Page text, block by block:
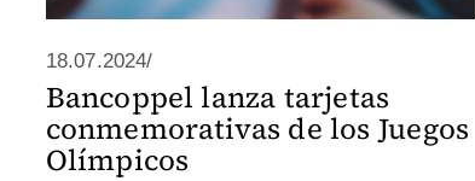
18.07.2024/
Bancoppel lanza tarjetas
conmemorativas de los Juegos
Olímpicos